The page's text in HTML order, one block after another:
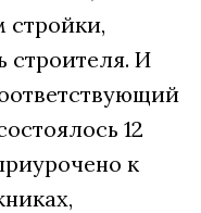
стройки,
строителя. И
12
к